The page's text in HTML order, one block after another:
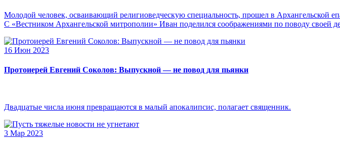
Молодой человек, осваивающий религиоведческую специальность, прошел в Архангельской
С «Вестником Архангельской митрополии» Иван поделился соображениями по поводу своей
16 Июн 2023
Протоиерей Евгений Соколов: Выпускной — не повод для пьянки
Двадцатые числа июня превращаются в малый апокалипсис, полагает священник.
3 Мар 2023